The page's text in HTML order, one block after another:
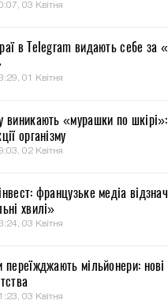
03 Квітня
в Telegram видають себе за
01 Квітня
виникають «мурашки по
організму
02 Квітня
французьке медіа
хвилі»
03 Квітня
переїжджають мільйонери: нові
03 Квітня